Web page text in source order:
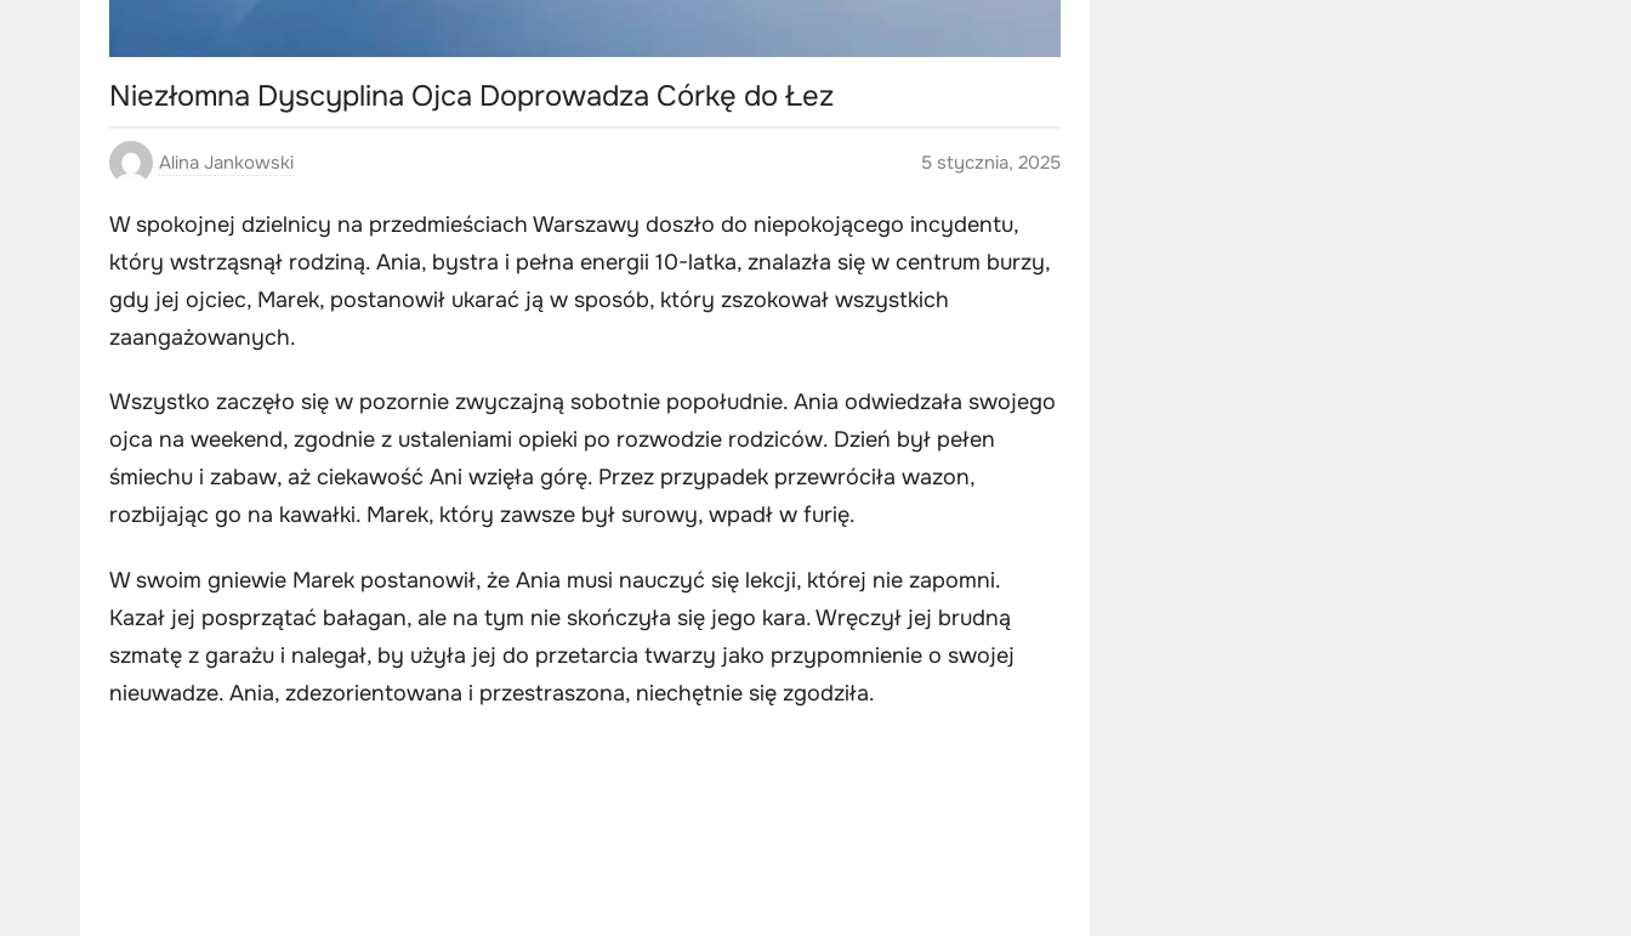
Niezłomna Dyscyplina Ojca Doprowadza Córkę do Łez
Alina Jankowski 5 stycznia, 2025
W spokojnej dzielnicy na przedmieściach Warszawy doszło do niepokojącego incydentu,
który wstrząsnął rodziną. Ania, bystra i pełna energii 10-latka, znalazła się w centrum burzy,
gdy jej ojciec, Marek, postanowił ukarać ją w sposób, który zszokował wszystkich
zaangażowanych.
Wszystko zaczęło się w pozornie zwyczajną sobotnie popołudnie. Ania odwiedzała swojego
ojca na weekend, zgodnie z ustaleniami opieki po rozwodzie rodziców. Dzień był pełen
śmiechu i zabaw, aż ciekawość Ani wzięła górę. Przez przypadek przewróciła wazon,
rozbijając go na kawałki. Marek, który zawsze był surowy, wpadł w furię.
W swoim gniewie Marek postanowił, że Ania musi nauczyć się lekcji, której nie zapomni.
Kazał jej posprzątać bałagan, ale na tym nie skończyła się jego kara. Wręczył jej brudną
szmatę z garażu i nalegał, by użyła jej do przetarcia twarzy jako przypomnienie o swojej
nieuwadze. Ania, zdezorientowana i przestraszona, niechętnie się zgodziła.